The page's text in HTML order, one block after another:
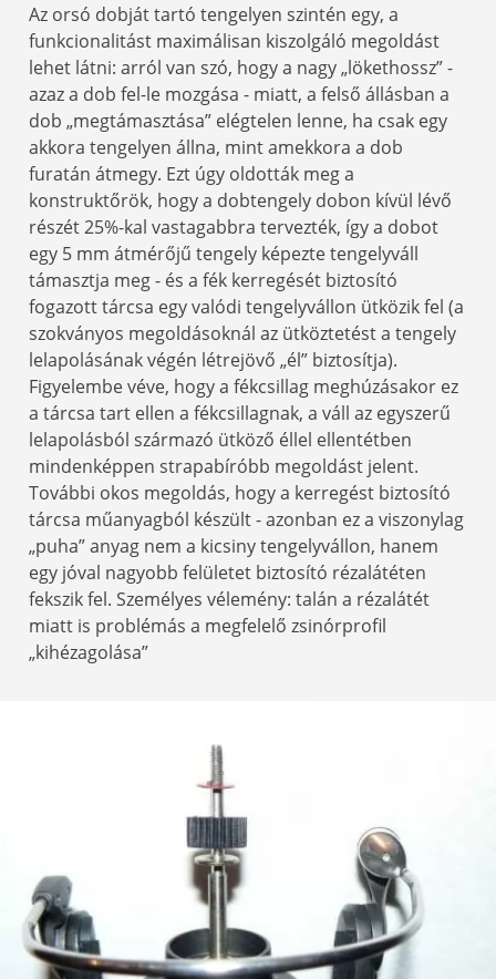
Az orsó dobját tartó tengelyen szintén egy, a
funkcionalitást maximálisan kiszolgáló megoldást
lehet látni: arról van szó, hogy a nagy „lökethossz” -
azaz a dob fel-le mozgása - miatt, a felső állásban a
dob „megtámasztása” elégtelen lenne, ha csak egy
akkora tengelyen állna, mint amekkora a dob
furatán átmegy. Ezt úgy oldották meg a
konstruktőrök, hogy a dobtengely dobon kívül lévő
részét 25%-kal vastagabbra tervezték, így a dobot
egy 5 mm átmérőjű tengely képezte tengelyváll
támasztja meg - és a fék kerregését biztosító
fogazott tárcsa egy valódi tengelyvállon ütközik fel (a
szokványos megoldásoknál az ütköztetést a tengely
lelapolásának végén létrejövő „él” biztosítja).
Figyelembe véve, hogy a fékcsillag meghúzásakor ez
a tárcsa tart ellen a fékcsillagnak, a váll az egyszerű
lelapolásból származó ütköző éllel ellentétben
mindenképpen strapabíróbb megoldást jelent.
További okos megoldás, hogy a kerregést biztosító
tárcsa műanyagból készült - azonban ez a viszonylag
„puha” anyag nem a kicsiny tengelyvállon, hanem
egy jóval nagyobb felületet biztosító rézalátéten
fekszik fel. Személyes vélemény: talán a rézalátét
miatt is problémás a megfelelő zsinórprofil
„kihézagolása”